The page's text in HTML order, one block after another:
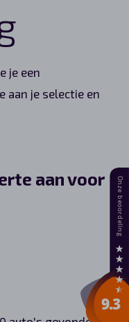
je een
aan je selectie en
aan voor